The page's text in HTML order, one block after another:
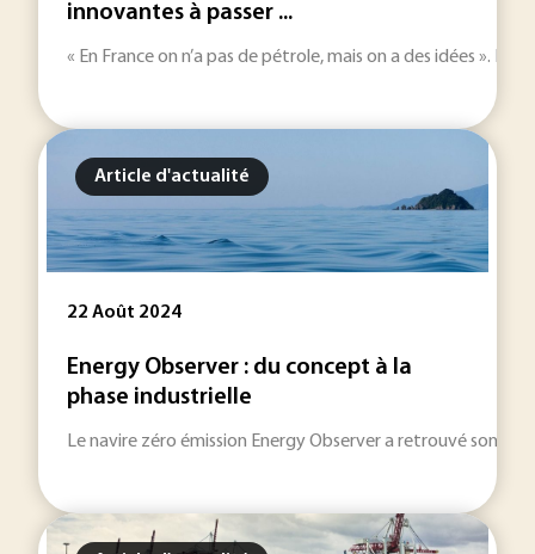
innovantes à passer ...
« En France on n’a pas de pétrole, mais on a des idées ».
Article d'actualité
22 Août 2024
Energy Observer : du concept à la
phase industrielle
Le navire zéro émission Energy Observer a retrouvé son